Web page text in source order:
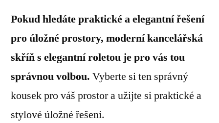
Pokud hledáte praktické a elegantní řešení
pro úložné prostory, moderní kancelářská
skříň s elegantní roletou je pro vás tou
správnou volbou. Vyberte si ten správný
kousek pro váš prostor a užijte si praktické a
stylové úložné řešení.